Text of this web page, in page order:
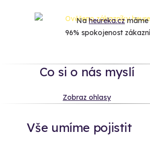
Naheureka.czmáme
96% spokojenost
Co si o nás myslí
Zobraz ohlasy
Vše umíme pojistit